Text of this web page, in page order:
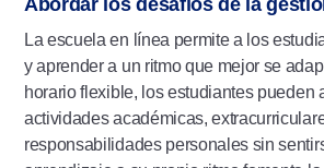
La escuela en línea permite a los
y aprender a un ritmo que mejor se
horario flexible, los estudiantes pueden
actividades académicas,
responsabilidades personales sin